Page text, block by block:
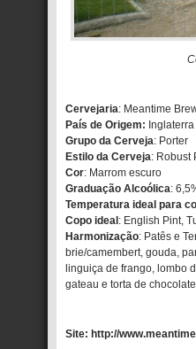
Cervejaria: Meantime
País de Origem: Inglaterra
Grupo da Cerveja: Porter
Estilo da Cerveja: Robust
Cor: Marrom escuro
Graduação Alcoólica:
Temperatura ideal para
Copo ideal : English Pint,
Harmonização: Patês e
brie/camembert, gouda,
linguiça de frango, lombo
gateau e torta de
Site: http://